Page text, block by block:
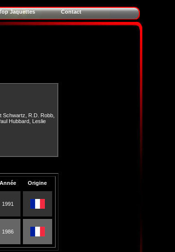
Jaquettes Contact
Schwartz R.D. Robb,
Hubbard Leslie
Année Origine
1991
1986